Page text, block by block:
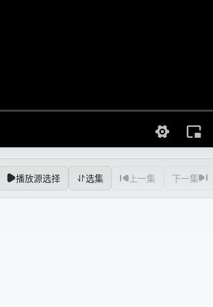
播放源选择 选集 上一集 下一集